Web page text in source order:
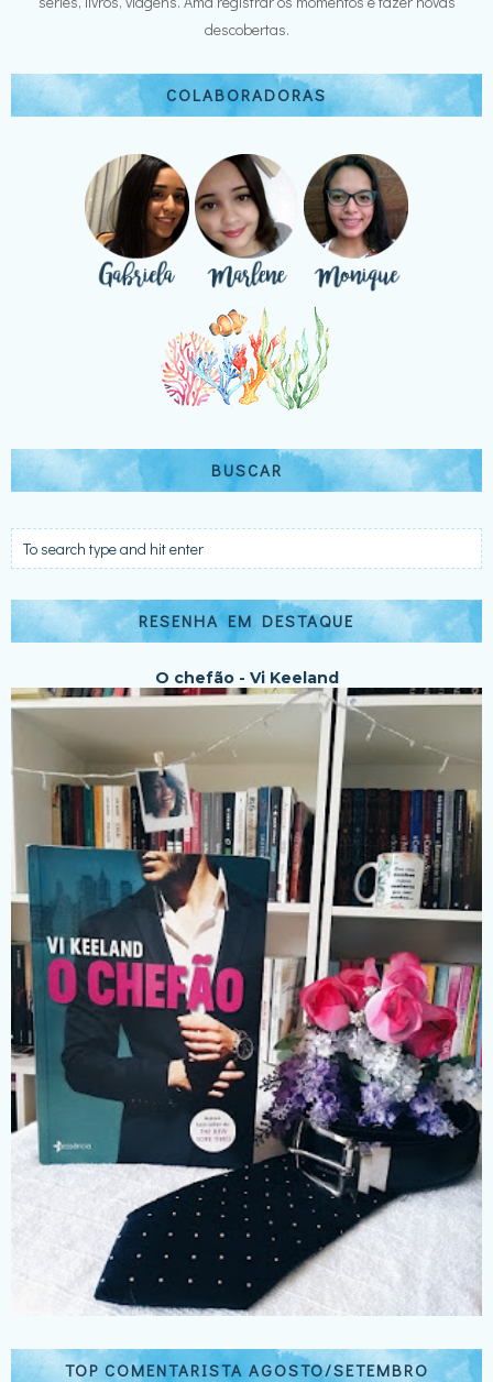
descobertas.
COLABORADORAS
BUSCAR
RESENHA EM DESTAQUE
O chefão - Vi Keeland
TOP COMENTARISTA AGOSTO/SETEMBRO